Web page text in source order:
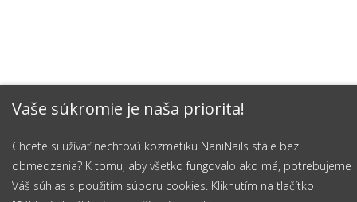
Vaše súkromie je naša priorita!
Chcete si užívať nechtovú kozmetiku NaniNails stále bez
obmedzenia? K tomu, aby všetko fungovalo ako má, potrebujeme
Váš súhlas s použitím súboru cookies. Kliknutím na tlačítko